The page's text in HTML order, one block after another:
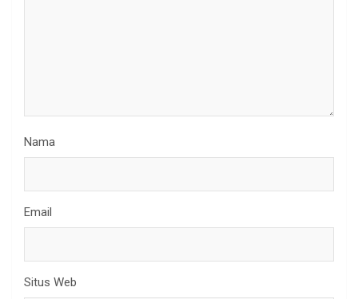
Nama
Email
Situs Web